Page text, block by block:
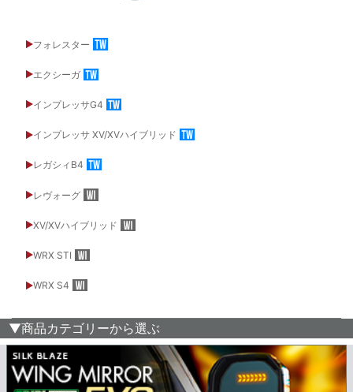
フォレスター
エクシーガ
インプレッサG4
インプレッサ XV/XVハイブリッド
レガシィB4
レヴォーグ
XV/XVハイブリッド
WRX STI
WRX S4
▼商品カテゴリーから選ぶ